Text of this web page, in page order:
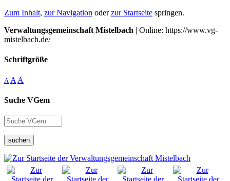
Zum Inhalt, zur Navigation oderzur Startseite springen.
Verwaltungsgemeinschaft Mistelbach | Online: https://www.vg-
mistelbach.de/
Schriftgröße
A A A
Suche VGem
suchen